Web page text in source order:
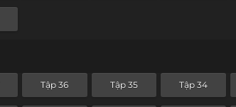
Tập 36 Tập 35 Tập 34